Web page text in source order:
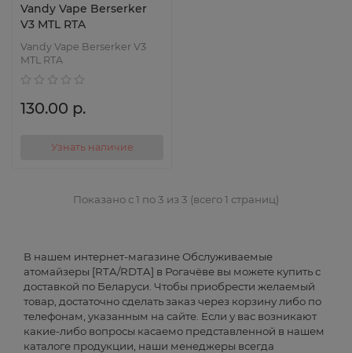
Vandy Vape Berserker
V3 MTL RTA
Vandy Vape Berserker V3
MTL RTA
130.00 р.
Узнать наличие
Показано с 1 по 3 из 3 (всего 1 страниц)
В нашем интернет-магазине Обслуживаемые
атомайзеры [RTA/RDTA] в Рогачёве вы можете купить с
доставкой по Беларуси. Чтобы приобрести желаемый
товар, достаточно сделать заказ через корзину либо по
телефонам, указанным на сайте. Если у вас возникают
какие-либо вопросы касаемо представленной в нашем
каталоге продукции, наши менеджеры всегда